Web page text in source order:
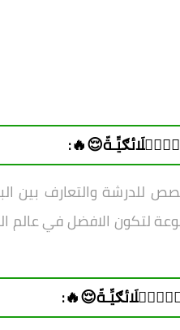
:
للدرشة والتعارف بين
لتكون الافضل في عالم
مۣۗـۙلَائګيِّـةّ😌🔥: